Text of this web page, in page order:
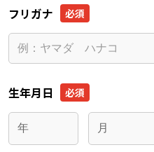
フリガナ
生年月日